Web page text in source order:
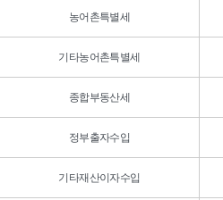
농어촌특별세
기타농어촌특별세
종합부동산세
정부출자수입
기타재산이자수입